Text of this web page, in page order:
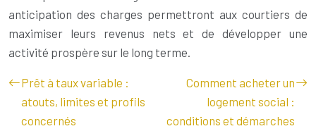
anticipation des charges permettront aux courtiers de
maximiser leurs revenus nets et de développer une
activité prospère sur le long terme.
Prêt à taux variable :
atouts, limites et profils
concernés
Comment acheter un
logement social :
conditions et démarches